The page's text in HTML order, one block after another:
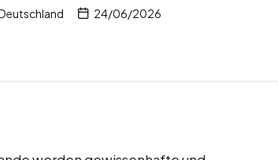
24/06/2026